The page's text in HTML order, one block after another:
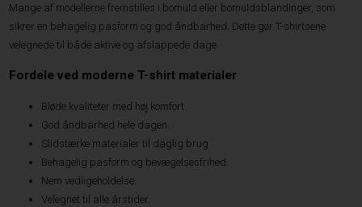
Mange af modellerne fremstilles i bomuld eller bomuldsblandinger, som
sikrer en behagelig pasform og god åndbarhed. Dette gør T-shirtsene
velegnede til både aktive og afslappede dage.
Fordele ved moderne T-shirt materialer
Bløde kvaliteter med høj komfort.
God åndbarhed hele dagen.
Slidstærke materialer til daglig brug.
Behagelig pasform og bevægelsesfrihed.
Nem vedligeholdelse.
Velegnet til alle årstider.